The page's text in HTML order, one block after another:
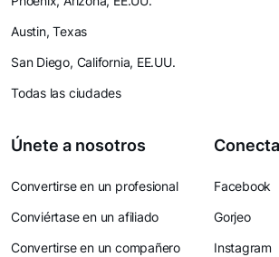
Austin, Texas
San Diego, California, EE.UU.
Todas las ciudades
Únete a nosotros
Convertirse en un profesional
Conviértase en un afiliado
Convertirse en un compañero
Facebook
Gorjeo
Instagram